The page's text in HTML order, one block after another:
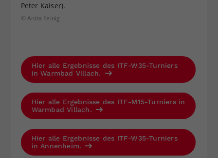
Peter Kaiser).
© Anita Feinig
Hier alle Ergebnisse des ITF-W35-Turniers
in Warmbad Villach.
Hier alle Ergebnisse des ITF-M15-Turniers in
Warmbad Villach.
Hier alle Ergebnisse des ITF-W35-Turniers
in Annenheim.